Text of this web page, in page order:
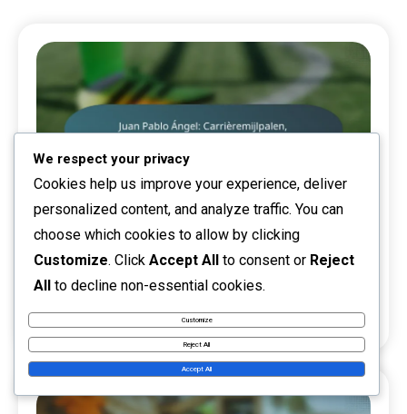
Juan Pablo Ángel: Carrièremijlpalen,
Clubbijdragen, Internationale Impact
We respect your privacy
Cookies help us improve your experience, deliver
personalized content, and analyze traffic. You can
choose which cookies to allow by clicking
Customize. Click Accept All to consent or Reject
All to decline non-essential cookies.
Customize
Reject All
Accept All